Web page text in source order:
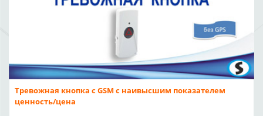
Тревожная кнопка с GSM с наивысшим показателем
ценность/цена